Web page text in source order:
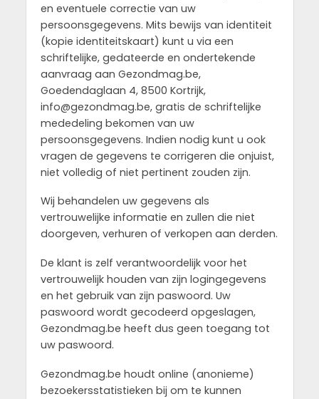
en eventuele correctie van uw
persoonsgegevens. Mits bewijs van identiteit
(kopie identiteitskaart) kunt u via een
schriftelijke, gedateerde en ondertekende
aanvraag aan Gezondmag.be,
Goedendaglaan 4, 8500 Kortrijk,
info@gezondmag.be, gratis de schriftelijke
mededeling bekomen van uw
persoonsgegevens. Indien nodig kunt u ook
vragen de gegevens te corrigeren die onjuist,
niet volledig of niet pertinent zouden zijn.
Wij behandelen uw gegevens als
vertrouwelijke informatie en zullen die niet
doorgeven, verhuren of verkopen aan derden.
De klant is zelf verantwoordelijk voor het
vertrouwelijk houden van zijn logingegevens
en het gebruik van zijn paswoord. Uw
paswoord wordt gecodeerd opgeslagen,
Gezondmag.be heeft dus geen toegang tot
uw paswoord.
Gezondmag.be houdt online (anonieme)
bezoekersstatistieken bij om te kunnen